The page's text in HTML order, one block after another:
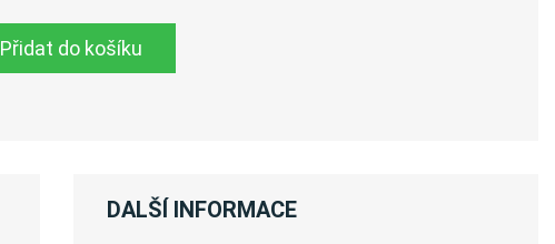
Přidat do košíku
DALŠÍ INFORMACE